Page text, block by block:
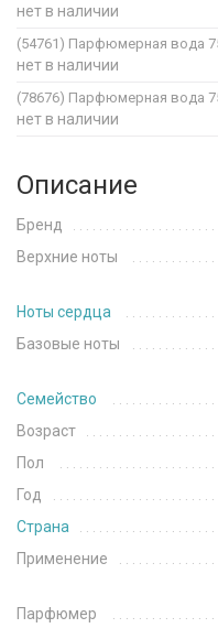
нет в наличии
(54761) Парфюмерная вода
нет в наличии
(78676) Парфюмерная вода
нет в наличии
Описание
Бренд
Верхние ноты
Ноты сердца
Базовые ноты
Семейство
Возраст
Пол
Год
Страна
Применение
Парфюмер